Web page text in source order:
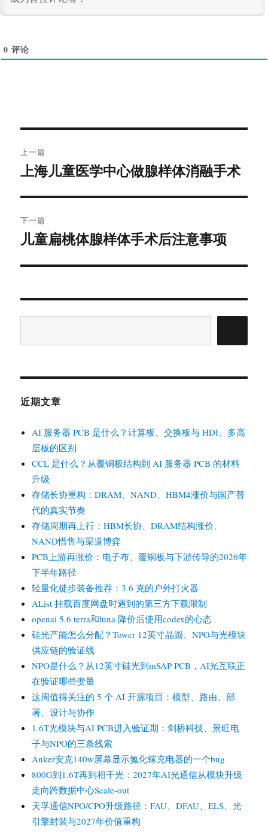
0 评论
章
上一篇
上
文
章：
上海儿童医学中心做腺样体消融手术
下一篇
下
文
儿童扁桃体腺样体手术后注意事项
近期文章
AI 服务器 PCB 是什么？计算板、交换板与 HDI、多高
层板的区别
CCL 是什么？从覆铜板结构到 AI 服务器 PCB 的材料
升级
存储长协重构：DRAM、NAND、HBM4涨价与国产替
代的真实节奏
存储周期再上行：HBM长协、DRAM结构涨价、
NAND惜售与渠道博弈
PCB上游再涨价：电子布、覆铜板与下游传导的2026年
下半年路径
轻量化徒步装备推荐：3.6 克的户外打火器
AList 挂载百度网盘时遇到的第三方下载限制
openai 5.6 terra和luna 降价后使用codex的心态
硅光产能怎么分配？Tower 12英寸晶圆、NPO与光模块
供应链的验证线
NPO是什么？从12英寸硅光到mSAP PCB，AI光互联正
在验证哪些变量
这周值得关注的 5 个 AI 开源项目：模型、路由、部
署、设计与协作
1.6T光模块与AI PCB进入验证期：剑桥科技、景旺电
子与NPO的三条线索
Anker安克140w屏幕显示氮化镓充电器的一个bug
800G到1.6T再到相干光：2027年AI光通信从模块升级
走向跨数据中心Scale-out
天孚通信NPO/CPO升级路径：FAU、DFAU、ELS、光
引擎封装与2027年价值重构